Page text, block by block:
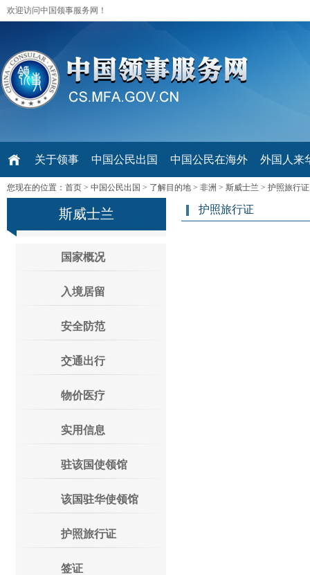
欢迎访问中国领事服务网！
关于领事 中国公民出国 中国公民在海外 外国人来
您现在的位置： 首页 > 中国公民出国 > 了解目的地 > 非洲 > 斯威士兰 > 护照旅行证
斯威士兰
国家概况
入境居留
安全防范
交通出行
物价医疗
实用信息
驻该国使领馆
该国驻华使领馆
护照旅行证
签证
护照旅行证